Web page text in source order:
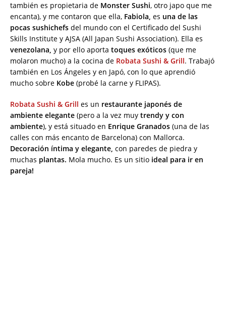
también es propietaria de Monster Sushi, otro japo que me
encanta), y me contaron que ella, Fabiola, es una de las
pocas sushichefs del mundo con el Certificado del Sushi
Skills Institute y AJSA (All Japan Sushi Association). Ella es
venezolana, y por ello aporta toques exóticos (que me
molaron mucho) a la cocina de Robata Sushi & Grill. Trabajó
también en Los Ángeles y en Japó, con lo que aprendió
mucho sobre Kobe (probé la carne y FLIPAS).
Robata Sushi & Grill es un restaurante japonés de
ambiente elegante (pero a la vez muy trendy y con
ambiente), y está situado en Enrique Granados (una de las
calles con más encanto de Barcelona) con Mallorca.
Decoración íntima y elegante, con paredes de piedra y
muchas plantas. Mola mucho. Es un sitio ideal para ir en
pareja!